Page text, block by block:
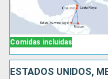
Comidas incluidas
ESTADOS UNIDOS,